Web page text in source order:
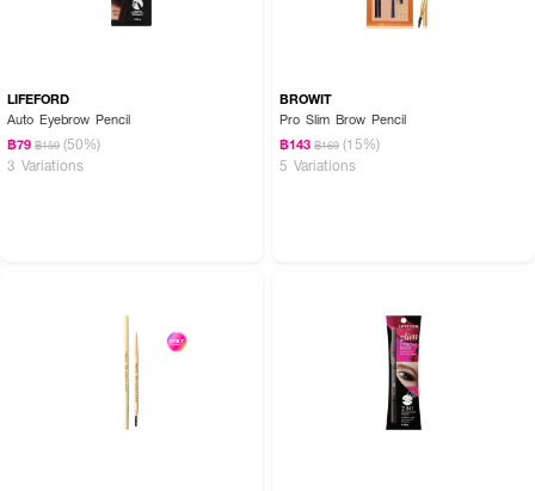
LIFEFORD
Auto Eyebrow Pencil
฿79 ฿159 (50%)
3 Variations
BROWIT
Pro Slim Brow Pencil
฿143 ฿169 (15%)
5 Variations